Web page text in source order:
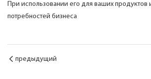
При использовании его для ваших продуктов
потребностей бизнеса
предыдущий